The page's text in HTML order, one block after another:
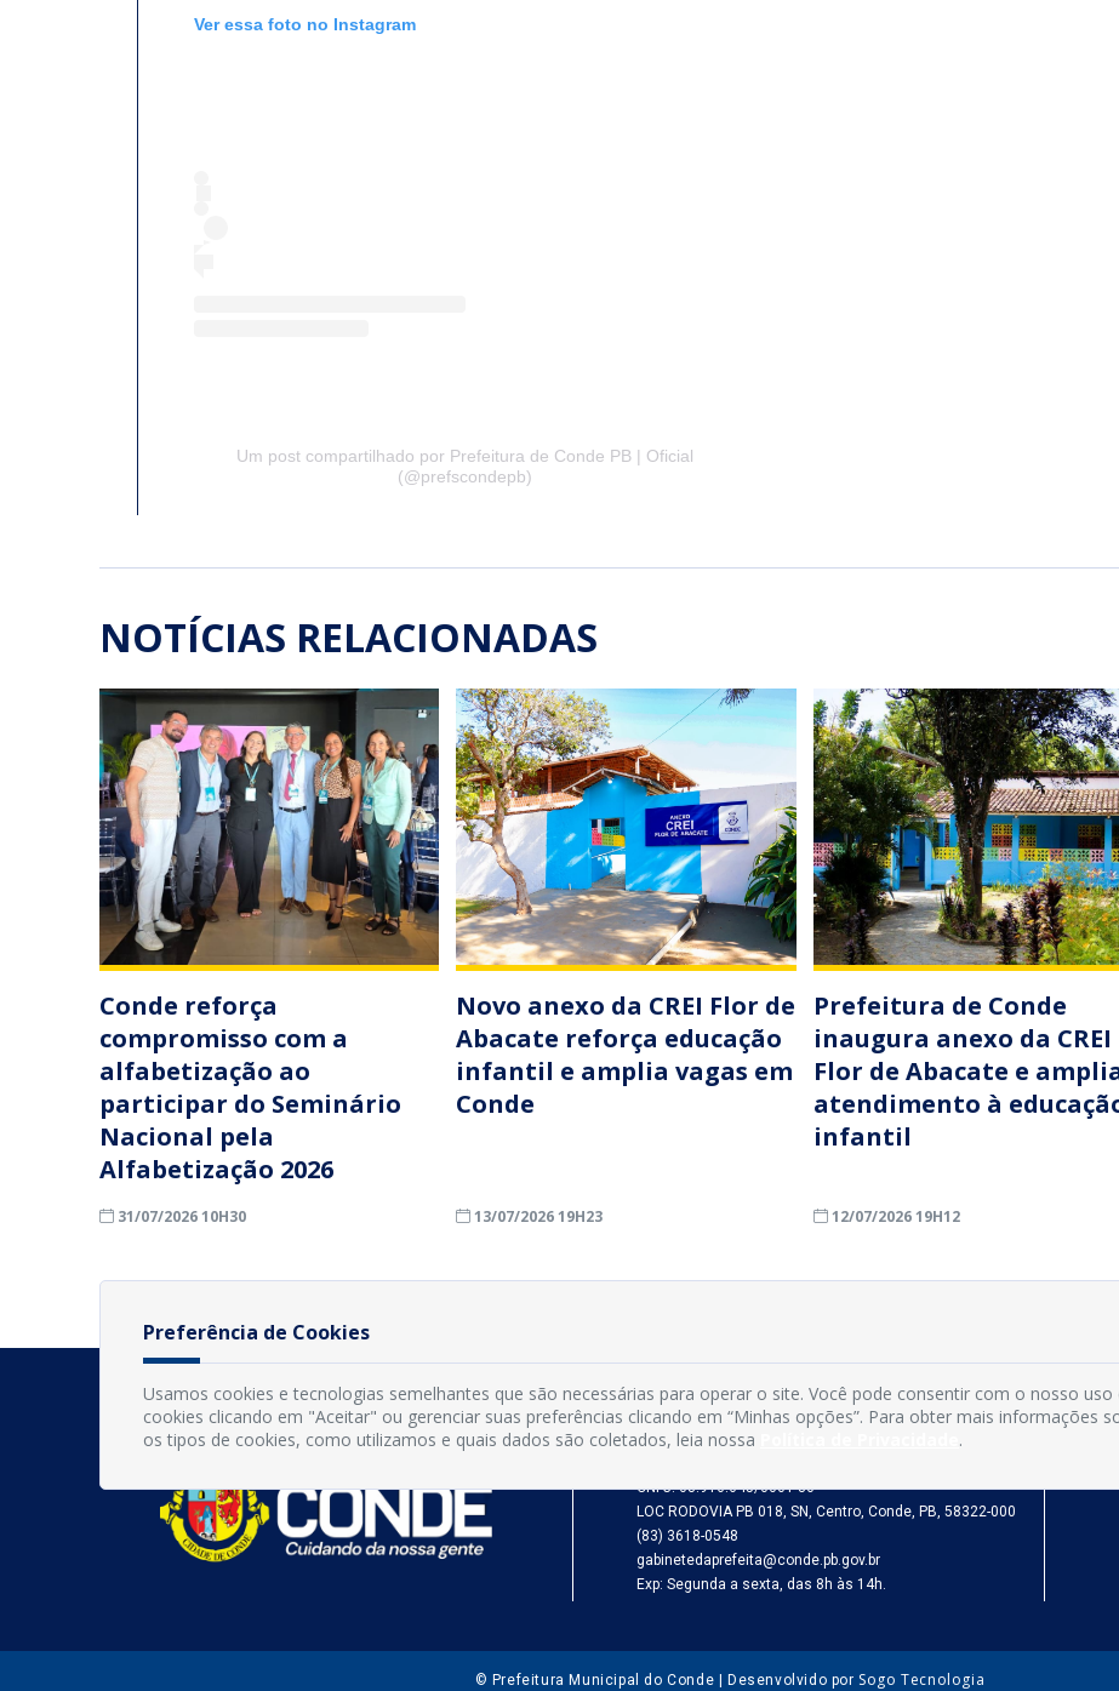
Ver essa foto no Instagram
Um post compartilhado por Prefeitura de Conde PB | Oficial
(@prefscondepb)
NOTÍCIAS RELACIONADAS
Conde reforça
compromisso com a
alfabetização ao
participar do Seminário
Nacional pela
Alfabetização 2026
31/07/2026 10H30
Novo anexo da CREI Flor de
Abacate reforça educação
infantil e amplia vagas em
Conde
13/07/2026 19H23
Prefeitura de Conde
inaugura anexo da CREI
Flor de Abacate e
atendimento à
infantil
12/07/2026 19H12
INFORMAÇÕES
CNPJ: 08.916.645/0001-80
LOC RODOVIA PB 018, SN, Centro, Conde, PB, 58322-000
(83) 3618-0548
gabinetedaprefeita@conde.pb.gov.br
Exp: Segunda a sexta, das 8h às 14h.
© Prefeitura Municipal do Conde | Desenvolvido por Sogo Tecnologia
Preferência de Cookies
Usamos cookies e tecnologias semelhantes que são necessárias para operar o site. Você pode consentir com o nosso uso
cookies clicando em "Aceitar" ou gerenciar suas preferências clicando em “Minhas opções”. Para obter mais informações
os tipos de cookies, como utilizamos e quais dados são coletados, leia nossa
.